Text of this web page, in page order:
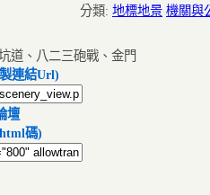
分類: 地標地景 機關與
道、八二三砲戰、金門
連結Url)
壇
碼)